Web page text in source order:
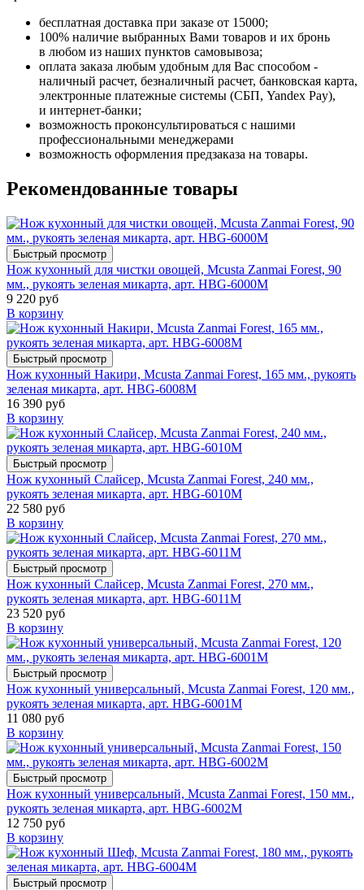
бесплатная доставка при заказе от 15000;
100% наличие выбранных Вами товаров и их бронь
в любом из наших пунктов самовывоза;
оплата заказа любым удобным для Вас способом -
наличный расчет, безналичный расчет, банковская карта,
электронные платежные системы (СБП, Yandex Pay),
и интернет-банки;
возможность проконсультироваться с нашими
профессиональными менеджерами
возможность оформления предзаказа на товары.
Рекомендованные товары
Быстрый просмотр
Нож кухонный для чистки овощей, Mcusta Zanmai Forest, 90
мм., рукоять зеленая микарта, арт. HBG-6000M
9 220 руб
В корзину
Быстрый просмотр
Нож кухонный Накири, Mcusta Zanmai Forest, 165 мм., рукоять
зеленая микарта, арт. HBG-6008M
16 390 руб
В корзину
Быстрый просмотр
Нож кухонный Слайсер, Mcusta Zanmai Forest, 240 мм.,
рукоять зеленая микарта, арт. HBG-6010M
22 580 руб
В корзину
Быстрый просмотр
Нож кухонный Слайсер, Mcusta Zanmai Forest, 270 мм.,
рукоять зеленая микарта, арт. HBG-6011M
23 520 руб
В корзину
Быстрый просмотр
Нож кухонный универсальный, Mcusta Zanmai Forest, 120 мм.,
рукоять зеленая микарта, арт. HBG-6001M
11 080 руб
В корзину
Быстрый просмотр
Нож кухонный универсальный, Mcusta Zanmai Forest, 150 мм.,
рукоять зеленая микарта, арт. HBG-6002M
12 750 руб
В корзину
Быстрый просмотр